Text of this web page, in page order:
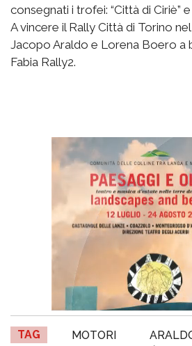
consegnati i trofei: “Città di Ciriè”
A vincere il Rally Città di Torino
Jacopo Araldo e Lorena Boero a
Fabia Rally2.
TAG MOTORI